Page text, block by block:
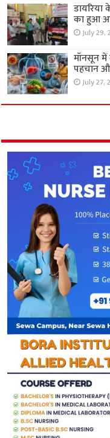
डायरिया
का हुआ
July 29,
मॉनसून में
पहचान
July 27,